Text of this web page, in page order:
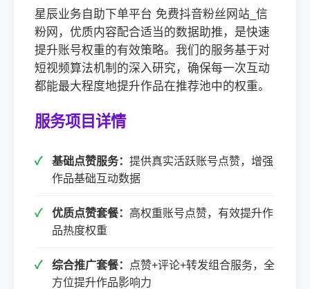
星辰业务自助下单平台 免费抖音粉丝网站_信
粉网，优质内容配合适当的数据助推，是快速
提升账号权重的有效策略。我们的服务基于对
短视频算法机制的深入研究，确保每一次互动
都能最大程度地提升作品在推荐池中的权重。
服务项目详情
基础点赞服务： 提供真实活跃账号点赞，增强
作品基础互动数据
优质点赞套餐： 高权重账号点赞，有效提升作
品热度权重
综合推广套餐：
点赞+评论+转发组合服务，全
方位提升作品影响力